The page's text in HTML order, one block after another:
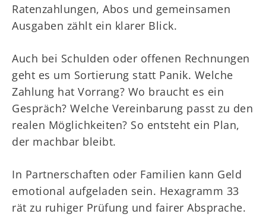
Ratenzahlungen, Abos und gemeinsamen
Ausgaben zählt ein klarer Blick.
Auch bei Schulden oder offenen Rechnungen
geht es um Sortierung statt Panik. Welche
Zahlung hat Vorrang? Wo braucht es ein
Gespräch? Welche Vereinbarung passt zu den
realen Möglichkeiten? So entsteht ein Plan,
der machbar bleibt.
In Partnerschaften oder Familien kann Geld
emotional aufgeladen sein. Hexagramm 33
rät zu ruhiger Prüfung und fairer Absprache.